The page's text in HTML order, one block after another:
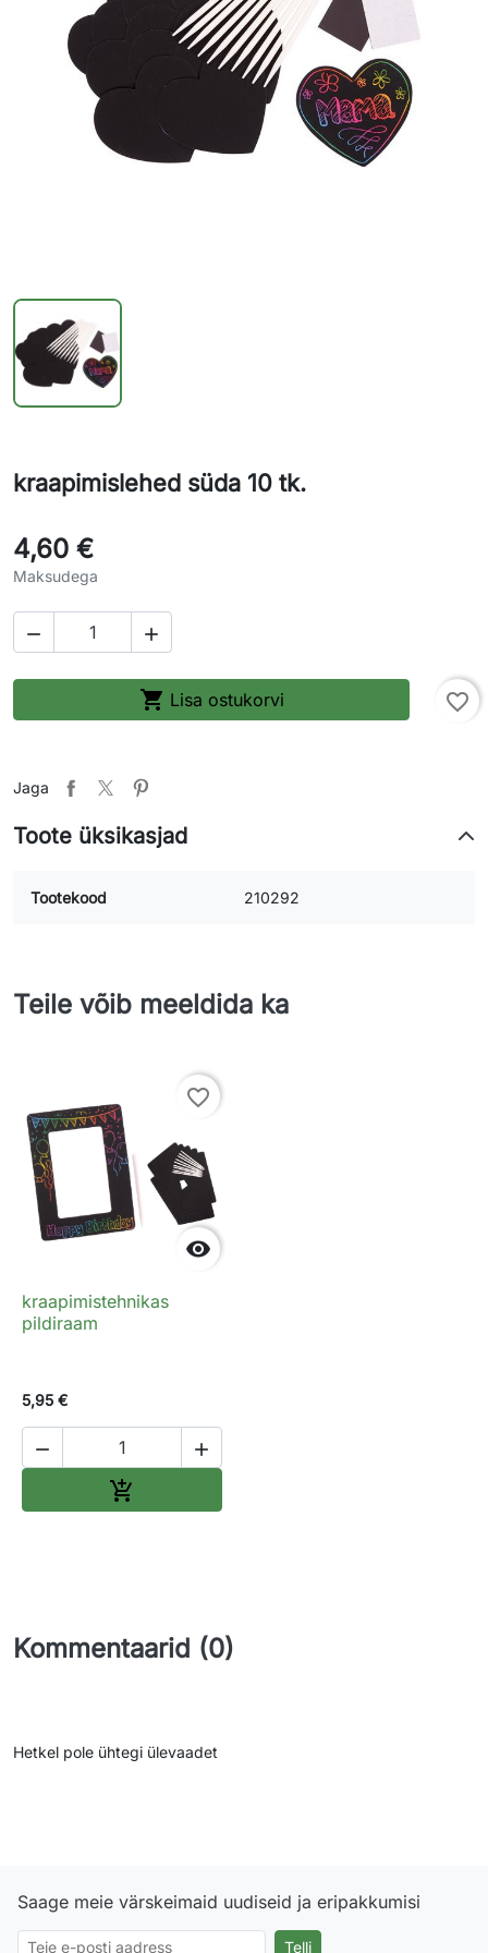
kraapimislehed süda 10 tk.
4,60 €
Maksudega
 
 Lisa ostukorvi favorite_border
Jaga
Toote üksikasjad
Tootekood 210292
Teile võib meeldida ka

favorite_border
kraapimistehnikas
pildiraam
5,95 €
 

Kommentaarid (0)
Hetkel pole ühtegi ülevaadet
Saage meie värskeimaid uudiseid ja eripakkumisi